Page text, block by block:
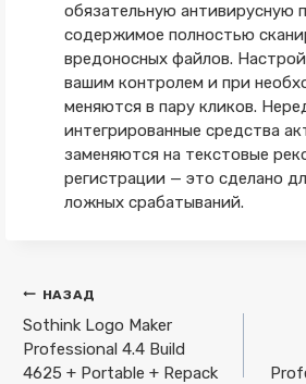
обязательную антивирусную
содержимое полностью
вредоносных файлов.
вашим контролем и при
меняются в пару кликов.
интегрированные средства
заменяются на текстовые
регистрации — это сделано
ложных срабатываний.
Навигация
по
записям
НАЗАД
Sothink Logo Maker
Professional 4.4 Build
4625 + Portable + Repack